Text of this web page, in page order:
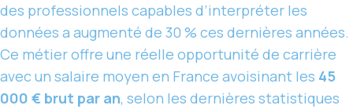
des professionnels capables d’interpréter les
données a augmenté de 30 % ces dernières années.
Ce métier offre une réelle opportunité de carrière
avec un salaire moyen en France avoisinant les 45
000 € brut par an, selon les dernières statistiques